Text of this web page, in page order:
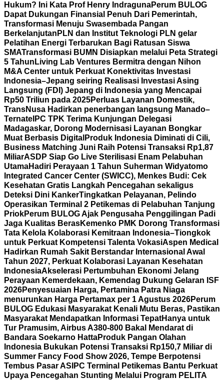
Hukum? Ini Kata Prof Henry IndragunaPerum BULOG
Dapat Dukungan Finansial Penuh Dari Pemerintah,
Transformasi Menuju Swasembada Pangan
Berkelanjutan PLN dan Institut Teknologi PLN gelar
Pelatihan Energi Terbarukan Bagi Ratusan Siswa
SMATransformasi BUMN Disiapkan melalui Peta Strategi
5 Tahun Living Lab Ventures Bermitra dengan Nihon
M&A Center untuk Perkuat Konektivitas Investasi
Indonesia–Jepang seiring Realisasi Investasi Asing
Langsung (FDI) Jepang di Indonesia yang Mencapai
Rp50 Triliun pada 2025Perluas Layanan Domestik,
TransNusa Hadirkan penerbangan langsung Manado–
Ternate IPC TPK Terima Kunjungan Delegasi
Madagaskar, Dorong Modernisasi Layanan Bongkar
Muat Berbasis Digital Produk Indonesia Diminati di Cili,
Business Matching Juni Raih Potensi Transaksi Rp1,87
MiliarASDP Siap Go Live Sterilisasi Enam Pelabuhan
UtamaHadiri Perayaan 1 Tahun Suherman Widyatomo
Integrated Cancer Center (SWICC), Menkes Budi: Cek
Kesehatan Gratis Langkah Pencegahan sekaligus
Deteksi Dini KankerTingkatkan Pelayanan, Pelindo
Operasikan Terminal 2 Petikemas di Pelabuhan Tanjung
PriokPerum BULOG Ajak Pengusaha Penggilingan Padi
Jaga Kualitas BerasKemenko PMK Dorong Transformasi
Tata Kelola Kolaborasi Kemitraan Indonesia–Tiongkok
untuk Perkuat Kompetensi Talenta VokasiAspen Medical
Hadirkan Rumah Sakit Berstandar Internasional Awal
Tahun 2027, Perkuat Kolaborasi Layanan Kesehatan
IndonesiaAkselerasi Pertumbuhan Ekonomi Jelang
Perayaan Kemerdekaan, Kemendag Dukung Gelaran ISF
2026Penyesuaian Harga, Pertamina Patra Niaga
menurunkan Harga Pertamax per 1 Agustus 2026Perum
BULOG Edukasi Masyarakat Kenali Mutu Beras, Pastikan
Masyarakat Mendapatkan Informasi TepatHanya untuk
Tur Pramusim, Airbus A380-800 Bakal Mendarat di
Bandara Soekarno HattaProduk Pangan Olahan
Indonesia Bukukan Potensi Transaksi Rp150,7 Miliar di
Summer Fancy Food Show 2026, Tempe Berpotensi
Tembus Pasar AS IPC Terminal Petikemas Bantu Perkuat
Upaya Pencegahan Stunting Melalui Program PELITA